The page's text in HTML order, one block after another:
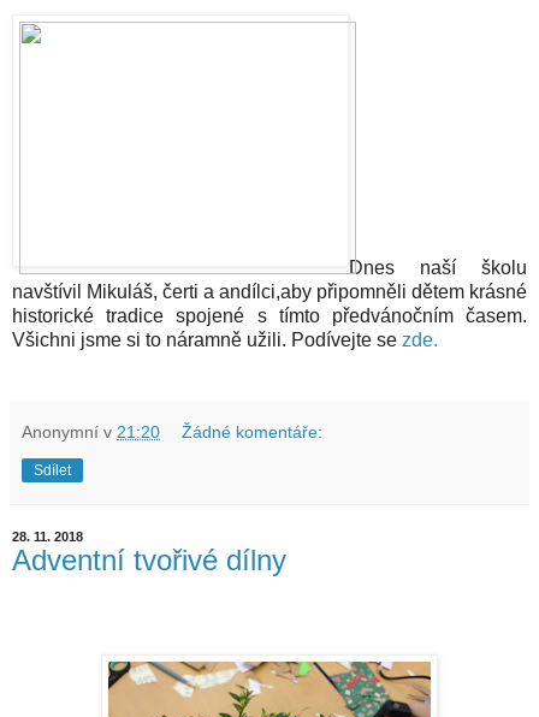
Dnes naší školu
navštívil Mikuláš, čerti a andílci,aby připomněli dětem krásné
historické tradice spojené s tímto předvánočním časem.
Všichni jsme si to náramně užili. Podívejte se zde.
Anonymní v 21:20 Žádné komentáře:
Sdílet
28. 11. 2018
Adventní tvořivé dílny